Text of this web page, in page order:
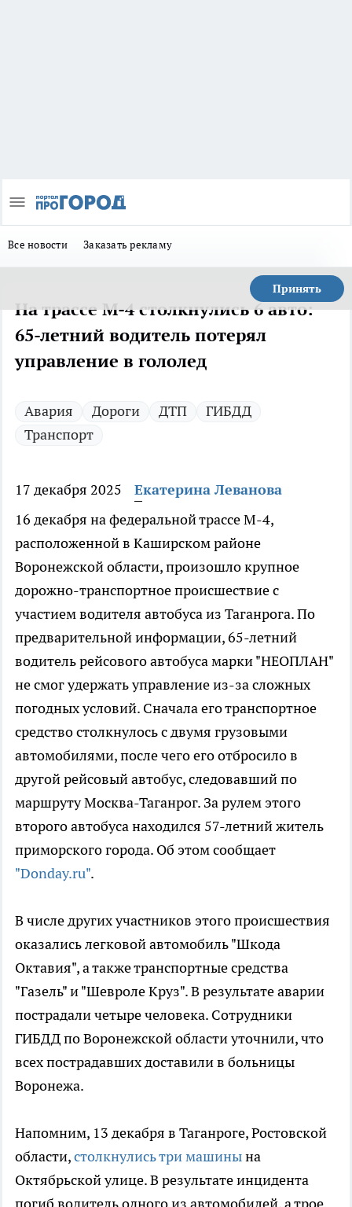
Все новости Заказать рекламу
Принять
На трассе М-4 столкнулись 6 авто:
65-летний водитель потерял
управление в гололед
Авария Дороги ДТП
ГИБДД
Транспорт
17 декабря 2025
Екатерина Леванова
16 декабря на федеральной трассе М-4,
расположенной в Каширском районе
Воронежской области, произошло крупное
дорожно-транспортное происшествие с
участием водителя автобуса из Таганрога. По
предварительной информации, 65-летний
водитель рейсового автобуса марки "НЕОПЛАН"
не смог удержать управление из-за сложных
погодных условий. Сначала его транспортное
средство столкнулось с двумя грузовыми
автомобилями, после чего его отбросило в
другой рейсовый автобус, следовавший по
маршруту Москва-Таганрог. За рулем этого
второго автобуса находился 57-летний житель
приморского города. Об этом сообщает
"Donday.ru".
В числе других участников этого происшествия
оказались легковой автомобиль "Шкода
Октавия", а также транспортные средства
"Газель" и "Шевроле Круз". В результате аварии
пострадали четыре человека. Сотрудники
ГИБДД по Воронежской области уточнили, что
всех пострадавших доставили в больницы
Воронежа.
Напомним, 13 декабря в Таганроге, Ростовской
области,столкнулись три машинына
Октябрьской улице. В результате инцидента